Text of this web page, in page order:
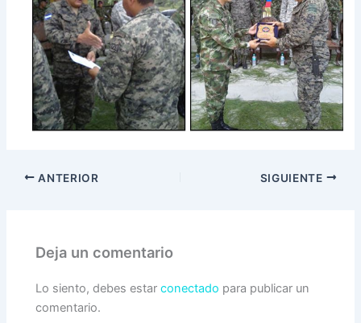
ANTERIOR SIGUIENTE
Deja un comentario
Lo siento, debes estarconectado para publicar un
comentario.